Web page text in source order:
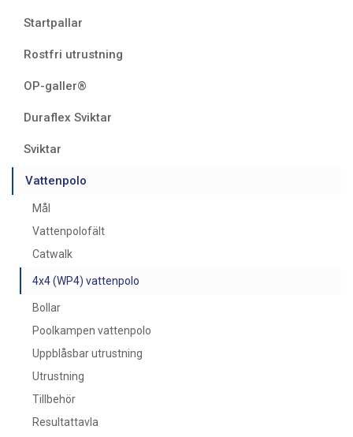
Startpallar
Rostfri utrustning
OP-galler®
Duraflex Sviktar
Sviktar
Vattenpolo
Mål
Vattenpolofält
Catwalk
4x4 (WP4) vattenpolo
Bollar
Poolkampen vattenpolo
Uppblåsbar utrustning
Utrustning
Tillbehör
Resultattavla